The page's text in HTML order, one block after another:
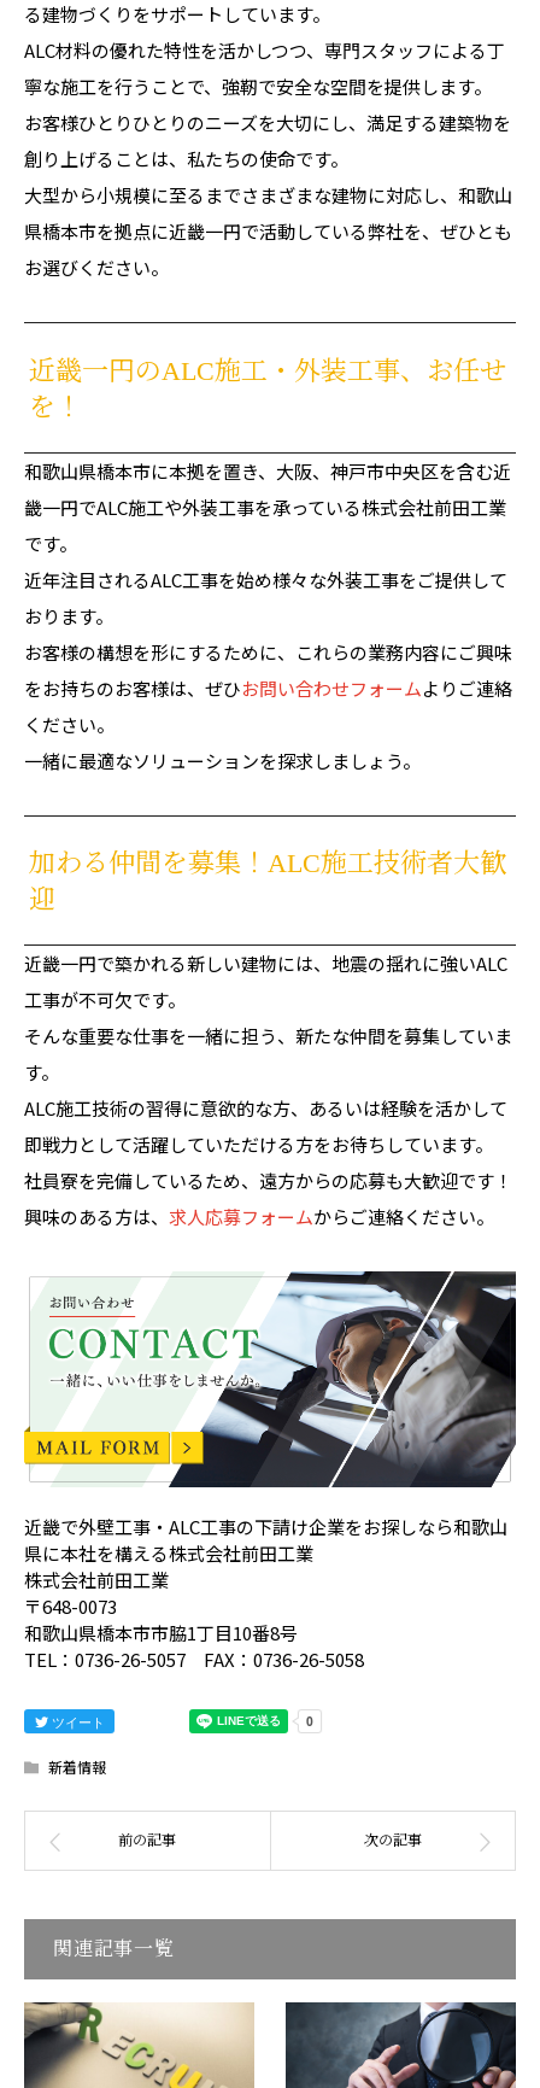
る建物づくりをサポートしています。
ALC材料の優れた特性を活かしつつ、専門スタッフによる丁
寧な施工を行うことで、強靭で安全な空間を提供します。
お客様ひとりひとりのニーズを大切にし、満足する建築物を
創り上げることは、私たちの使命です。
大型から小規模に至るまでさまざまな建物に対応し、和歌山
県橋本市を拠点に近畿一円で活動している弊社を、ぜひとも
お選びください。
近畿一円のALC施工・外装工事、お任せ
を！
和歌山県橋本市に本拠を置き、大阪、神戸市中央区を含む近
畿一円でALC施工や外装工事を承っている株式会社前田工業
です。
近年注目されるALC工事を始め様々な外装工事をご提供して
おります。
お客様の構想を形にするために、これらの業務内容にご興味
をお持ちのお客様は、ぜひお問い合わせフォームよりご連絡
ください。
一緒に最適なソリューションを探求しましょう。
加わる仲間を募集！ALC施工技術者大歓
迎
近畿一円で築かれる新しい建物には、地震の揺れに強いALC
工事が不可欠です。
そんな重要な仕事を一緒に担う、新たな仲間を募集していま
す。
ALC施工技術の習得に意欲的な方、あるいは経験を活かして
即戦力として活躍していただける方をお待ちしています。
社員寮を完備しているため、遠方からの応募も大歓迎です！
興味のある方は、 求人応募フォームからご連絡ください。
近畿で外壁工事・ALC工事の下請け企業をお探しなら和歌山
県に本社を構える株式会社前田工業
株式会社前田工業
〒648-0073
和歌山県橋本市市脇1丁目10番8号
TEL：0736-26-5057 FAX：0736-26-5058
ツイート
新着情報
関連記事一覧